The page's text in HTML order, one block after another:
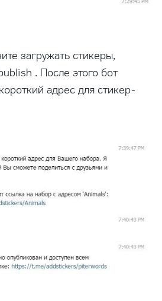
загружать стикеры,
. После этого бот
адрес для стикер-